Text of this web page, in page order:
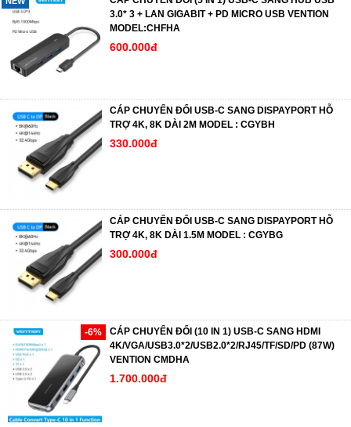
3.0* 3 + LAN GIGABIT + PD MICRO USB VENTION
MODEL:CHFHA
600.000đ
CÁP CHUYỂN ĐỔI USB-C SANG DISPAYPORT HỖ
TRỢ 4K, 8K DÀI 2M MODEL : CGYBH
330.000đ
CÁP CHUYỂN ĐỔI USB-C SANG DISPAYPORT HỖ
TRỢ 4K, 8K DÀI 1.5M MODEL : CGYBG
300.000đ
-6%
CÁP CHUYỂN ĐỔI (10 IN 1) USB-C SANG HDMI
4K/VGA/USB3.0*2/USB2.0*2/RJ45/TF/SD/PD (87W)
VENTION CMDHA
1.700.000đ